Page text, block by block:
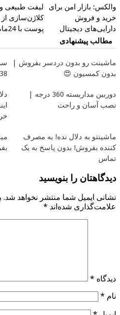
والکس: بازار امن برای
خرید و فروش
دارایی‌های دیجیتال
لیفت طبیعی
کلاژن‌سازی
پوست با
مطالب پیشنهادی
ماشینت رو بدون دردسر بفروش |
بدون کمسیون 😍
38 درصد سالانه📈
دوربین مداربسته 360 درجه |
نصب آسان و راحت
ماشینتو به دلال نده! به مصرف
کننده بفروش! بدون پاسخ به یک
تماس
دیدگاهتان را بنویسید
نشانی ایمیل شما منتشر نخواهد شد.
علامت‌گذاری شده‌اند *
دیدگاه *
نام *